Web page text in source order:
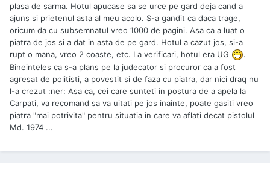
plasa de sarma. Hotul apucase sa se urce pe gard deja cand a
ajuns si prietenul asta al meu acolo. S-a gandit ca daca trage,
oricum da cu subsemnatul vreo 1000 de pagini. Asa ca a luat o
piatra de jos si a dat in asta de pe gard. Hotul a cazut jos, si-a
rupt o mana, vreo 2 coaste, etc. La verificari, hotul era UG
.
Bineinteles ca s-a plans pe la judecator si procuror ca a fost
agresat de politisti, a povestit si de faza cu piatra, dar nici draq nu
l-a crezut :ner: Asa ca, cei care sunteti in postura de a apela la
Carpati, va recomand sa va uitati pe jos inainte, poate gasiti vreo
piatra "mai potrivita" pentru situatia in care va aflati decat pistolul
Md. 1974 ...